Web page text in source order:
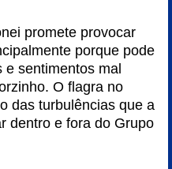
promete provocar
porque pode
sentimentos mal
O flagra no
das turbulências que a
dentro e fora do Grupo